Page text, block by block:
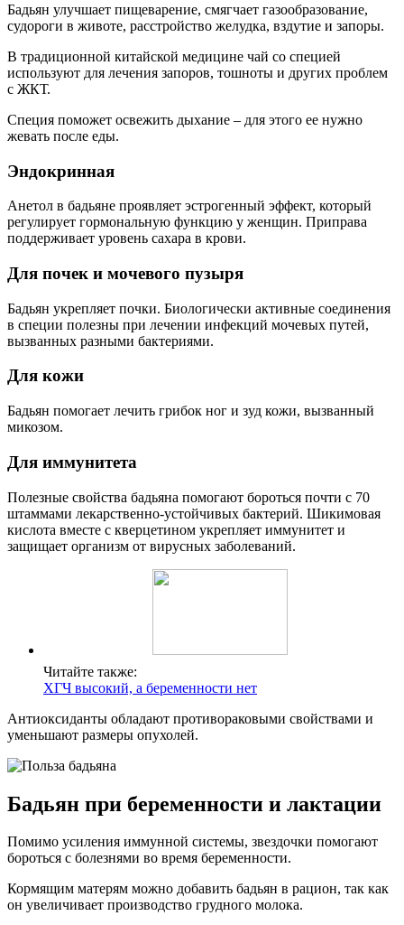
Бадьян улучшает пищеварение, смягчает газообразование,
судороги в животе, расстройство желудка, вздутие и запоры.
В традиционной китайской медицине чай со специей
используют для лечения запоров, тошноты и других проблем
с ЖКТ.
Специя поможет освежить дыхание – для этого ее нужно
жевать после еды.
Эндокринная
Анетол в бадьяне проявляет эстрогенный эффект, который
регулирует гормональную функцию у женщин. Приправа
поддерживает уровень сахара в крови.
Для почек и мочевого пузыря
Бадьян укрепляет почки. Биологически активные соединения
в специи полезны при лечении инфекций мочевых путей,
вызванных разными бактериями.
Для кожи
Бадьян помогает лечить грибок ног и зуд кожи, вызванный
микозом.
Для иммунитета
Полезные свойства бадьяна помогают бороться почти с 70
штаммами лекарственно-устойчивых бактерий. Шикимовая
кислота вместе с кверцетином укрепляет иммунитет и
защищает организм от вирусных заболеваний.
Читайте также:
ХГЧ высокий, а беременности нет
Антиоксиданты обладают противораковыми свойствами и
уменьшают размеры опухолей.
Бадьян при беременности и лактации
Помимо усиления иммунной системы, звездочки помогают
бороться с болезнями во время беременности.
Кормящим матерям можно добавить бадьян в рацион, так как
он увеличивает производство грудного молока.